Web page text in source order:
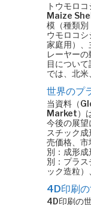
トウモロ
Maize
模（種類別
ウモロコ
家庭用）
レーヤー
目につい
では、北
世界のプ
当資料（
Market）
今後の展望
スチック
売価格、
別：成形
別：プラ
ック造粒
4D印刷
4D印刷の